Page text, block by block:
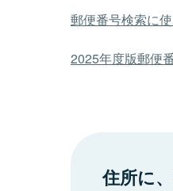
郵便番号検索に
2025年度版郵便
住所に